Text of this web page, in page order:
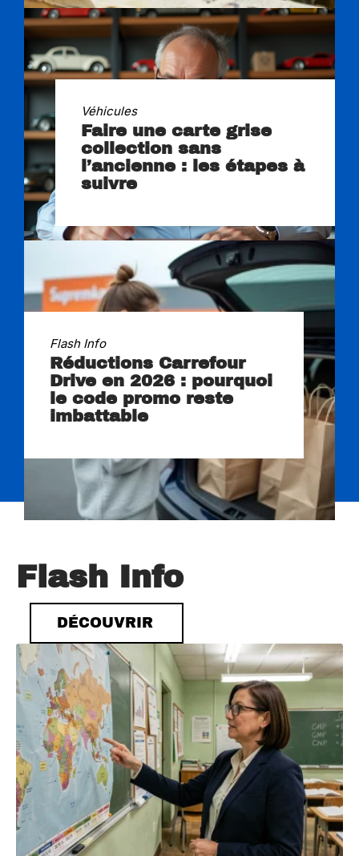
Véhicules
Faire une carte grise
collection sans
l’ancienne : les étapes à
suivre
Flash Info
Réductions Carrefour
Drive en 2026 : pourquoi
le code promo reste
imbattable
Flash Info
DÉCOUVRIR